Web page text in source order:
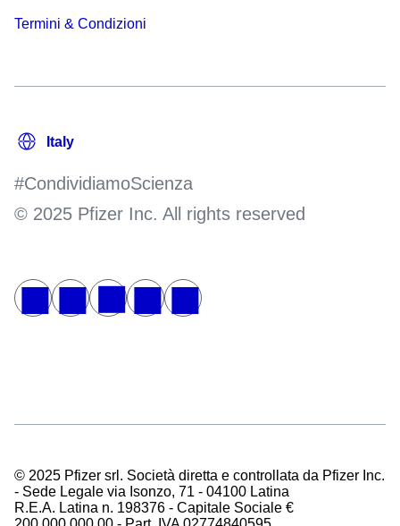
Termini & Condizioni
#CondividiamoScienza
© 2025 Pfizer Inc. All rights reserved
© 2025 Pfizer srl. Società diretta e controllata da Pfizer Inc.
- Sede Legale via Isonzo, 71 - 04100 Latina
R.E.A. Latina n. 198376 - Capitale Sociale €